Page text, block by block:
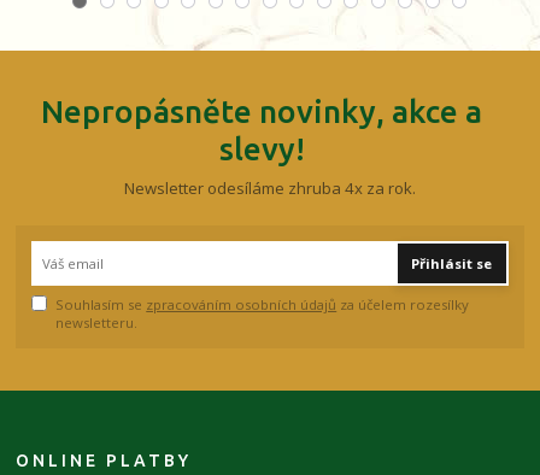
Nepropásněte novinky, akce a
slevy!
Newsletter odesíláme zhruba 4x za rok.
Přihlásit se
Souhlasím se zpracováním osobních údajů za účelem rozesílky
newsletteru.
ONLINE PLATBY